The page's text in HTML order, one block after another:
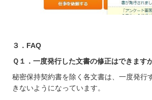
３．FAQ
Ｑ１．一度発行した文書の修正はできます
秘密保持契約書を除く各文書は、一度発行
きないようになっています。